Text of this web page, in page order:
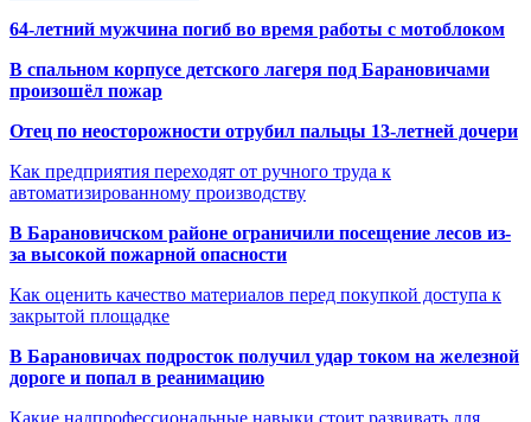
64-летний мужчина погиб во время работы с мотоблоком
В спальном корпусе детского лагеря под Барановичами
произошёл пожар
Отец по неосторожности отрубил пальцы 13-летней дочери
Как предприятия переходят от ручного труда к
автоматизированному производству
В Барановичском районе ограничили посещение лесов из-
за высокой пожарной опасности
Как оценить качество материалов перед покупкой доступа к
закрытой площадке
В Барановичах подросток получил удар током на железной
дороге и попал в реанимацию
Какие надпрофессиональные навыки стоит развивать для